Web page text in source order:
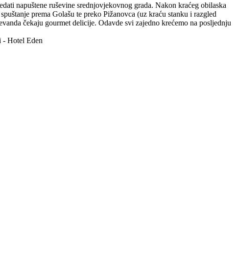
napuštene ruševine srednjovjekovnog grada. Nakon kraćeg obilaska
prema Golašu te preko Pižanovca (uz kraću stanku i razgled
čekaju gourmet delicije. Odavde svi zajedno krećemo na posljednju
- Hotel Eden